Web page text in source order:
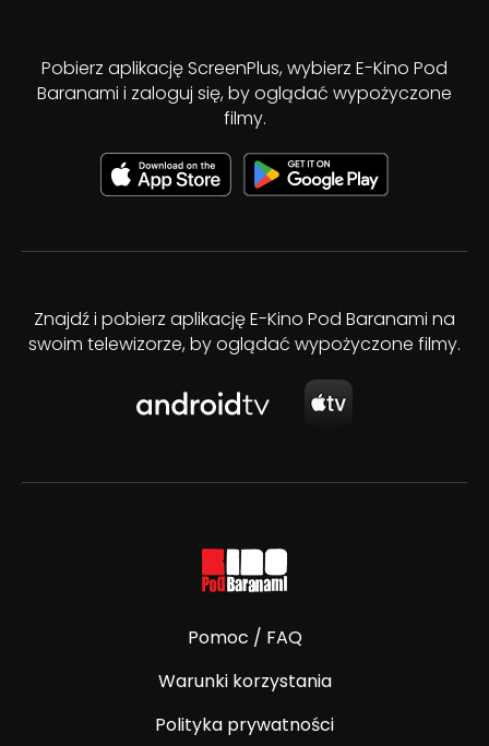
Pobierz aplikację ScreenPlus, wybierz E-Kino Pod
Baranami i zaloguj się, by oglądać wypożyczone
filmy.
Znajdź i pobierz aplikację E-Kino Pod Baranami na
swoim telewizorze, by oglądać wypożyczone filmy.
Pomoc / FAQ
Warunki korzystania
Polityka prywatności